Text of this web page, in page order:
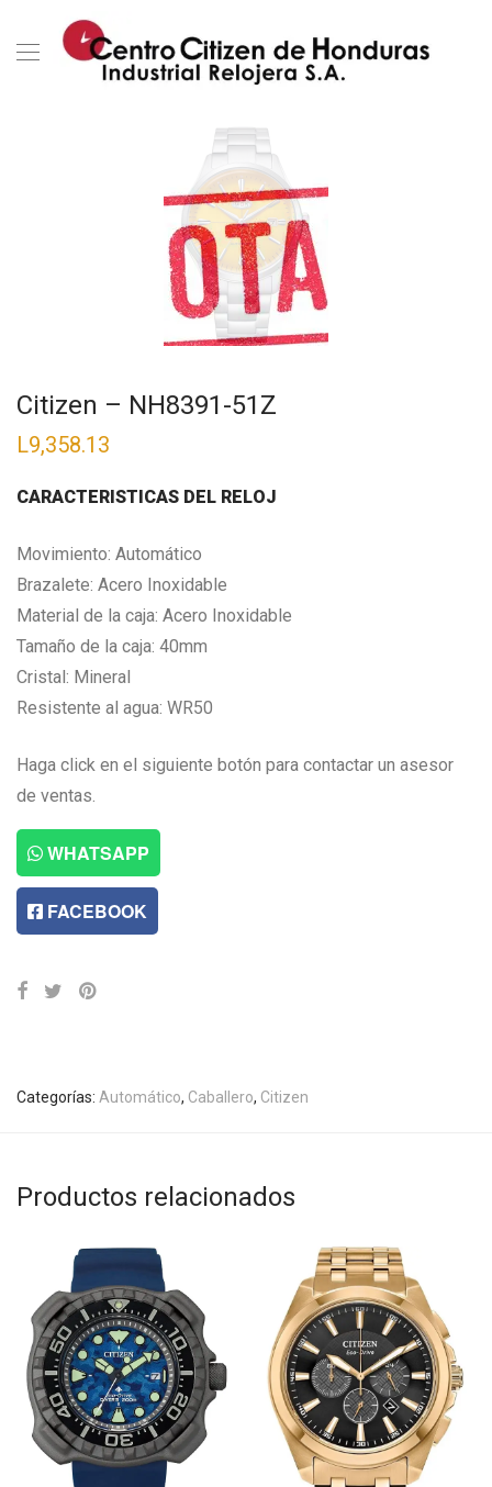
Citizen – NH8391-51Z
L9,358.13
CARACTERISTICAS DEL RELOJ
Movimiento: Automático
Brazalete: Acero Inoxidable
Material de la caja: Acero Inoxidable
Tamaño de la caja: 40mm
Cristal: Mineral
Resistente al agua: WR50
Haga click en el siguiente botón para contactar un asesor
de ventas.
WHATSAPP
FACEBOOK
Categorías: Automático, Caballero, Citizen
Productos relacionados